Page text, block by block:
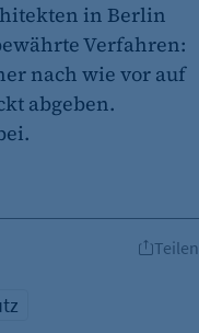
in Berlin
Verfahren:
nach wie vor auf
abgeben.
Teilen